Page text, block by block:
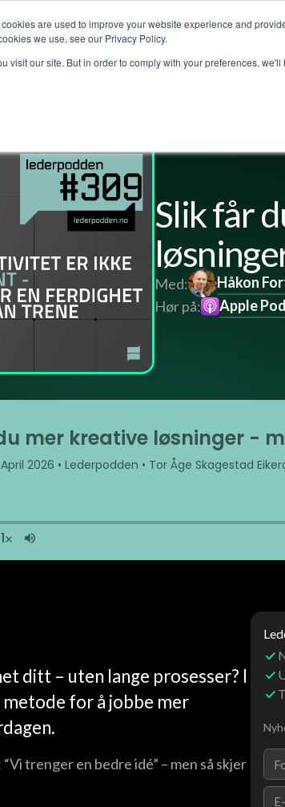
are used to improve your website experience and
we use, see our Privacy Policy.
visit our site. But in order to comply with your preferences,
Kundehistorier Lederpodden
Slik får
Med:
Håkon
Hør på:
Apple
ditt – uten lange prosesser? I
for å jobbe mer
trenger en bedre idé” – men så skjer